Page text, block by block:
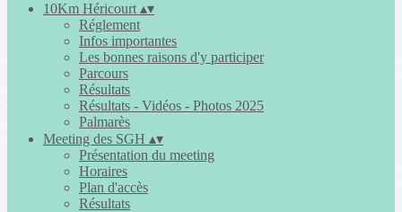
10Km Héricourt ▴▾
Réglement
Infos importantes
Les bonnes raisons d'y participer
Parcours
Résultats
Résultats - Vidéos - Photos 2025
Palmarès
Meeting des SGH ▴▾
Présentation du meeting
Horaires
Plan d'accès
Résultats